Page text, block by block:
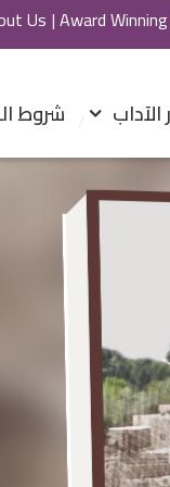
Award Winning
Us
شروط